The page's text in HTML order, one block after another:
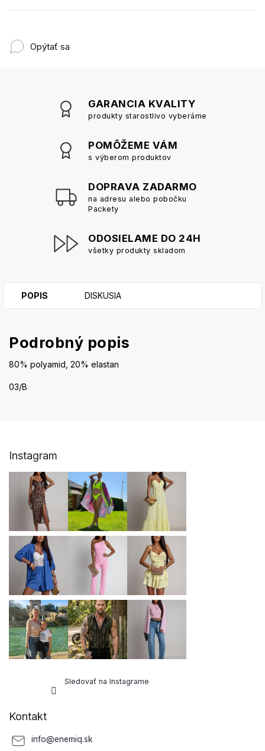
Opýtať sa
GARANCIA KVALITY
produkty starostlivo vyberáme
POMÔŽEME VÁM
s výberom produktov
DOPRAVA ZADARMO
na adresu alebo pobočku
Packety
ODOSIELAME DO 24H
všetky produkty skladom
POPIS DISKUSIA
Podrobný popis
80% polyamid, 20% elastan
03/B
Instagram
Sledovať na Instagrame
Kontakt
info@enemiq.sk